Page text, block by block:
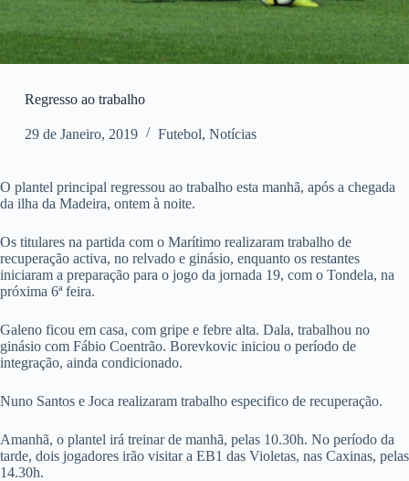
Regresso ao trabalho
29 de Janeiro, 2019 Futebol, Notícias
O plantel principal regressou ao trabalho esta manhã, após a chegada
da ilha da Madeira, ontem à noite.
Os titulares na partida com o Marítimo realizaram trabalho de
recuperação activa, no relvado e ginásio, enquanto os restantes
iniciaram a preparação para o jogo da jornada 19, com o Tondela, na
próxima 6ª feira.
Galeno ficou em casa, com gripe e febre alta. Dala, trabalhou no
ginásio com Fábio Coentrão. Borevkovic iniciou o período de
integração, ainda condicionado.
Nuno Santos e Joca realizaram trabalho especifico de recuperação.
Amanhã, o plantel irá treinar de manhã, pelas 10.30h. No período da
tarde, dois jogadores irão visitar a EB1 das Violetas, nas Caxinas, pelas
14.30h.